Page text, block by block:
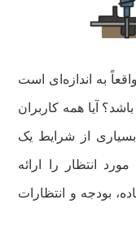
به اندازه‌ای است
آیا همه کاربران
بسیاری از شرایط یک
انتظار را ارائه
بودجه و انتظارات